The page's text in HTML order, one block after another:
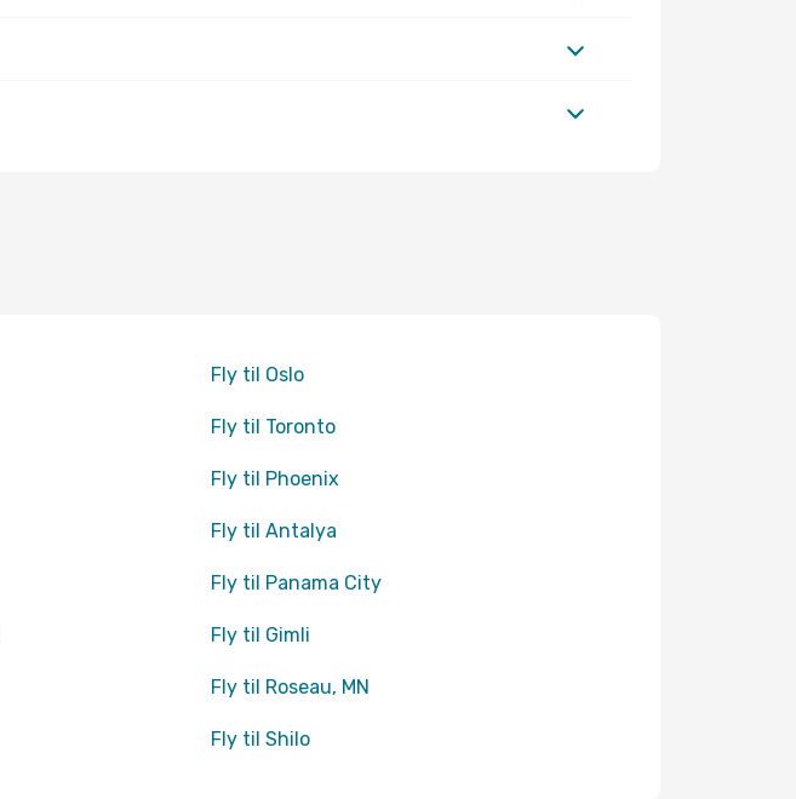
Fly til Oslo
Fly til Toronto
Fly til Phoenix
Fly til Antalya
Fly til Panama City
Fly til Gimli
Fly til Roseau, MN
Fly til Shilo